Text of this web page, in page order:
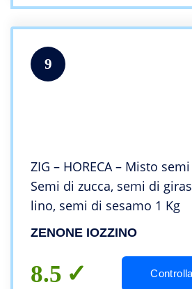
9
ZIG – HORECA – Misto
Semi di zucca, semi di
lino, semi di sesamo 1 Kg
ZENONE IOZZINO
8.5